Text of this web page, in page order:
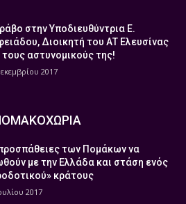
στην Υποδιευθύντρια Ε.
Διοικητή του ΑΤ Ελευσίνας
τους αστυνομικούς της!
2017
των Πομάκων να
με την Ελλάδα και στάση ενός
κράτους
2017